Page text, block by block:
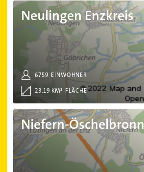
Neulingen Enzkreis
EINWOHNER
6759
FLÄCHE
23.19 KM²
Neulingen Enzkreis
Niefern-Öschelbronn
Niefern-Öschelbronn